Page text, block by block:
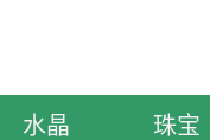
水晶 珠宝